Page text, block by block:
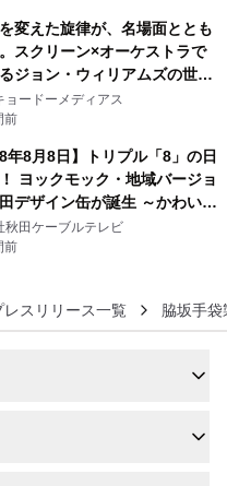
変えた旋律が、名場面ととも
スクリーン×オーケストラで
ジョン・ウィリアムズの世
ョン・ウィリアムズ：シネマ・
キュラー・コンサート 開催決
ョードーメディアス
前
8年8月8日】トリプル「8」の日
ヨックモック・地域バージョ
デザイン缶が誕生 ～かわいい
子犬と秋田の四季と名所を巡
ージ～ 9月1日(火)秋田県内で
秋田ケーブルテレビ
前
スリリース一覧 脇坂手